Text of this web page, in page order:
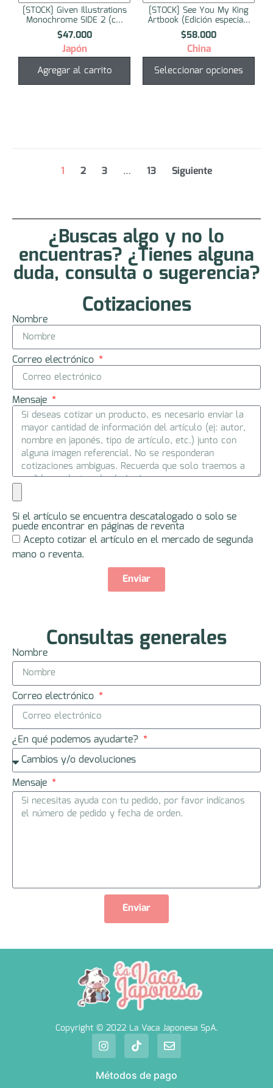
[STOCK] Given Illustrations
Monochrome SIDE 2 (c...
$47.000
Japón
Agregar al carrito
[STOCK] See You My King
Artbook (Edición especia...
$58.000
China
Seleccionar opciones
1 2 3 … 13 Siguiente
¿Buscas algo y no lo
encuentras? ¿Tienes alguna
duda, consulta o sugerencia?
Cotizaciones
Nombre
Correo electrónico
Mensaje
Si el artículo se encuentra descatalogado o solo se
puede encontrar en páginas de reventa
Acepto cotizar el artículo en el mercado de segunda
mano o reventa.
Enviar
Consultas generales
Nombre
Correo electrónico
¿En qué podemos ayudarte?
Mensaje
Enviar
Copyright © 2022 La Vaca Japonesa SpA.
Métodos de pago